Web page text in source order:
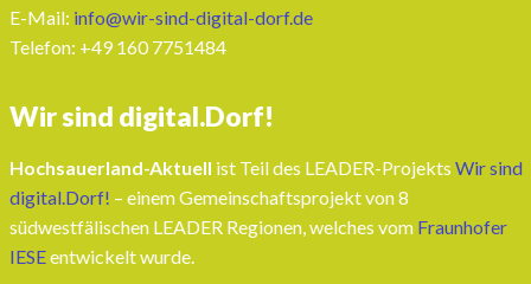
E-Mail: info@wir-sind-digital-dorf.de
Telefon: ‭+49 160 7751484‬
Wir sind digital.Dorf!
Hochsauerland-Aktuell ist Teil des LEADER-Projekts Wir sind
digital.Dorf! – einem Gemeinschaftsprojekt von 8
südwestfälischen LEADER Regionen, welches vom Fraunhofer
IESEentwickelt wurde.